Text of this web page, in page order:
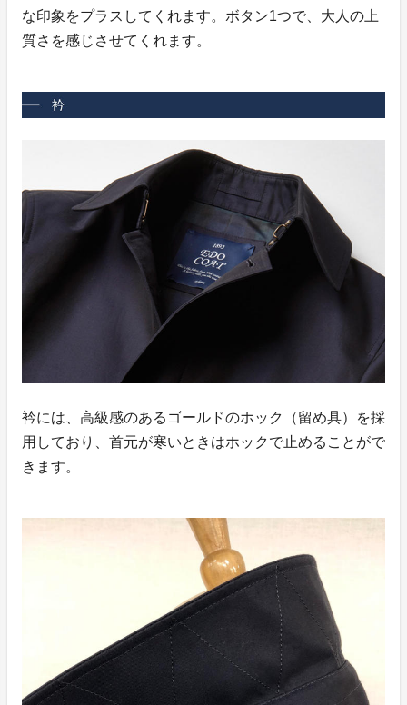
な印象をプラスしてくれます。ボタン1つで、大人の上
質さを感じさせてくれます。
衿には、高級感のあるゴールドのホック（留め具）を採
用しており、首元が寒いときはホックで止めることがで
きます。